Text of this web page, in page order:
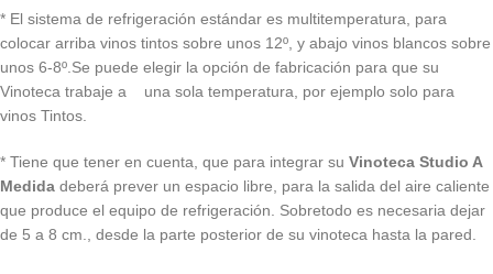
* El sistema de refrigeración estándar es multitemperatura, para
colocar arriba vinos tintos sobre unos 12º, y abajo vinos blancos sobre
unos 6-8º.Se puede elegir la opción de fabricación para que su
Vinoteca trabaje a una sola temperatura, por ejemplo solo para
vinos Tintos.
* Tiene que tener en cuenta, que para integrar su Vinoteca Studio A
Medida deberá prever un espacio libre, para la salida del aire caliente
que produce el equipo de refrigeración. Sobretodo es necesaria dejar
de 5 a 8 cm., desde la parte posterior de su vinoteca hasta la pared.